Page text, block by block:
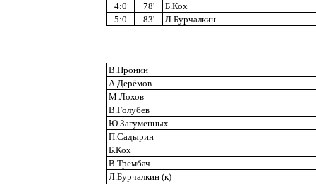
4:0
78'
Б.Кох
5:0
83' Л.Бурчалкин
В.Пронин
А.Дерёмов
М.Лохов
В.Голубев
Ю.Загуменных
П.Садырин
Б.Кох
В.Трембач
Л.Бурчалкин (к)